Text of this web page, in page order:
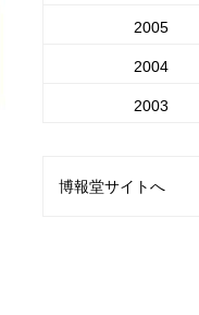
2005
2004
2003
博報堂サイトへ